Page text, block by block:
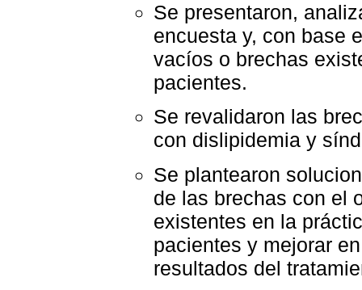
Se presentaron,
encuesta y, con base
vacíos o brechas
pacientes.
Se revalidaron las
con dislipidemia y
Se plantearon
de las brechas con el
existentes en la
pacientes y mejorar
resultados del